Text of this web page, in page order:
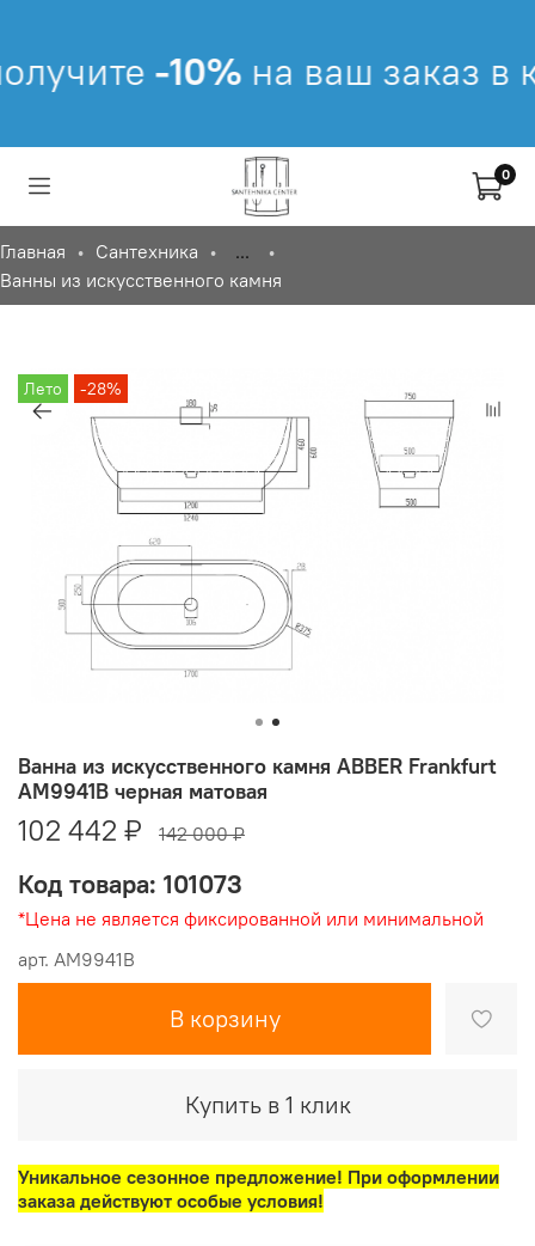
-10%на ваш заказ в
0
Главная Сантехника
...
Ванны из искусственного камня
Лето -28%
арт. AM9941B
Ванна из искусственного камня ABBER Frankfurt
AM9941B черная матовая
102 442 ₽ 142 000 ₽
Код товара: 101073
*Цена не является фиксированной или минимальной
В корзину
Купить в 1 клик
Уникальное сезонное предложение! При оформлении
заказа действуют особые условия!